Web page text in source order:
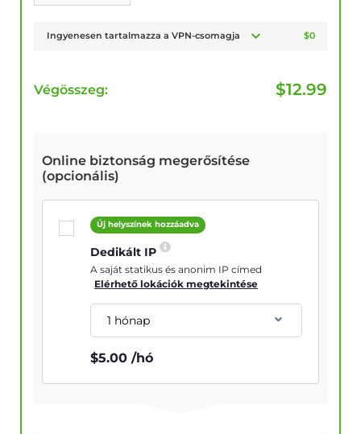
Ingyenesen tartalmazza a VPN-csomagja $0
Végösszeg: $12.99
Online biztonság megerősítése
(opcionális)
Új helyszínek hozzáadva
Dedikált IP
A saját statikus és anonim IP címed
Elérhető lokációk megtekintése
1 hónap
$5.00 /hó